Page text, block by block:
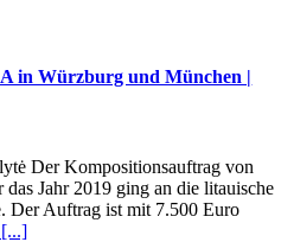
in Würzburg und München |
Der Kompositionsauftrag von
Jahr 2019 ging an die litauische
Der Auftrag ist mit 7.500 Euro
[...]